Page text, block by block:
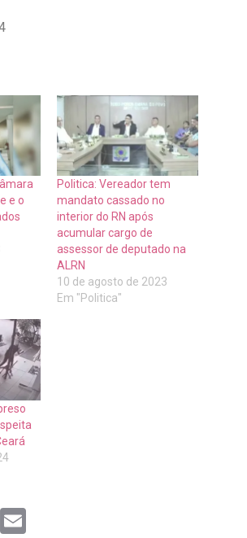
e o
Politica: Vereador tem
mandato cassado no
interior do RN após
acumular cargo de
assessor de deputado na
ALRN
10 de agosto de 2023
Em "Politica"
Twitter